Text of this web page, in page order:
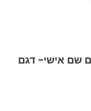
שם אישי- דגם